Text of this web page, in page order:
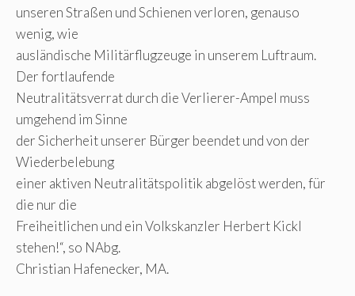
unseren Straßen und Schienen verloren, genauso
wenig, wie
ausländische Militärflugzeuge in unserem Luftraum.
Der fortlaufende
Neutralitätsverrat durch die Verlierer-Ampel muss
umgehend im Sinne
der Sicherheit unserer Bürger beendet und von der
Wiederbelebung
einer aktiven Neutralitätspolitik abgelöst werden, für
die nur die
Freiheitlichen und ein Volkskanzler Herbert Kickl
stehen!“, so NAbg.
Christian Hafenecker, MA.